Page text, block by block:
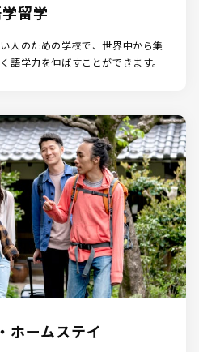
留学
人のための学校で、世界中から集
語学力を伸ばすことができます。
ホームステイ